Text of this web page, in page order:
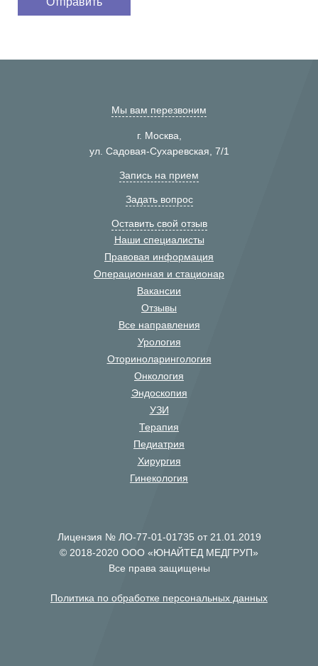
Мы вам перезвоним
г. Москва,
ул. Садовая-Сухаревская, 7/1
Запись на прием
Задать вопрос
Оставить свой отзыв
Наши специалисты
Правовая информация
Операционная и стационар
Вакансии
Отзывы
Все направления
Урология
Оториноларингология
Онкология
Эндоскопия
УЗИ
Терапия
Педиатрия
Хирургия
Гинекология
Лицензия № ЛО-77-01-01735 от 21.01.2019
© 2018-2020 ООО «ЮНАЙТЕД МЕДГРУП»
Все права защищены
Политика по обработке персональных данных